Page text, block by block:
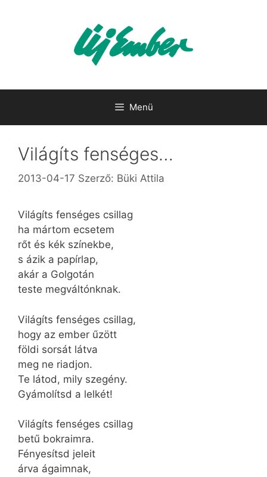
Menü
Világíts fenséges…
2013-04-17 Szerző: Büki Attila
Világíts fenséges csillag
ha mártom ecsetem
rőt és kék színekbe,
s ázik a papírlap,
akár a Golgotán
teste megváltónknak.
Világíts fenséges csillag,
hogy az ember űzött
földi sorsát látva
meg ne riadjon.
Te látod, mily szegény.
Gyámolítsd a lelkét!
Világíts fenséges csillag
betű bokraimra.
Fényesítsd jeleit
árva ágaimnak,